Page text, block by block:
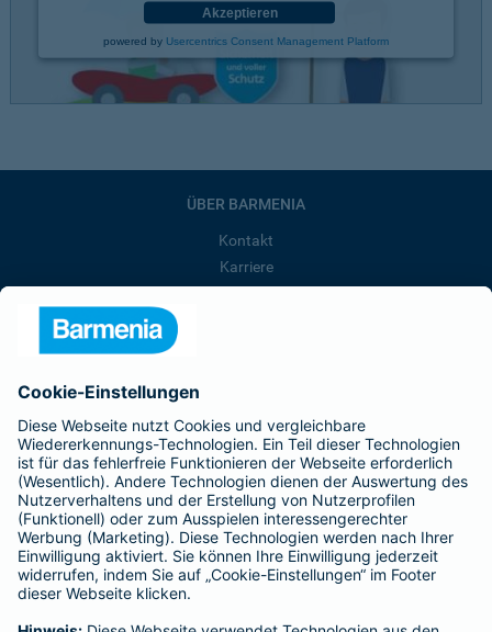
Akzeptieren
powered by Usercentrics Consent Management Platform
ÜBER BARMENIA
Kontakt
Karriere
Barmenia ist Teil der BarmeniaGothaer
BELIEBTE SEITEN
Kranken-Zusatzversicherung
Tierversicherungen
Haftpflichtversicherung
Hausratversicherung